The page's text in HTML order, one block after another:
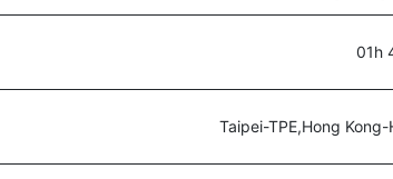
01h
Taipei-TPE,Hong Kong-